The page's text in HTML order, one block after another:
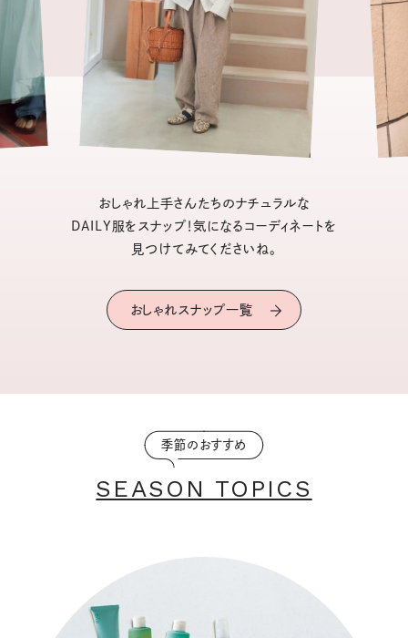
おしゃれ上手さんたちのナチュラルな
DAILY服をスナップ！気になるコーディネートを
見つけてみてくださいね。
おしゃれスナップ一覧
季節のおすすめ
SEASON TOPICS